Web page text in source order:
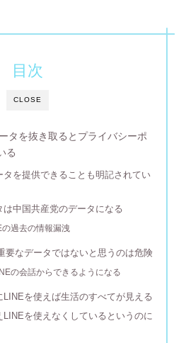
CLOSE
目次
タを抜き取るとプライバシーポ
る
タを提供できることも明記されてい
は中国共産党のデータになる
過去の情報漏洩
要なデータではないと思うのは危険
の会話からできるようになる
LINEを使えば生活のすべてが見える
LINEを使えなくしているというのに